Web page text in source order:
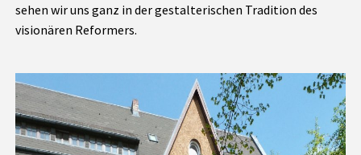
sehen wir uns ganz in der gestalterischen Tradition des
visionären Reformers.